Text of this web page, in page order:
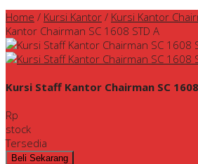
Home / Kursi Kantor / Kursi Kantor
Kantor Chairman SC 1608 STD A
Kursi Staff Kantor Chairman SC
Rp
stock
Tersedia